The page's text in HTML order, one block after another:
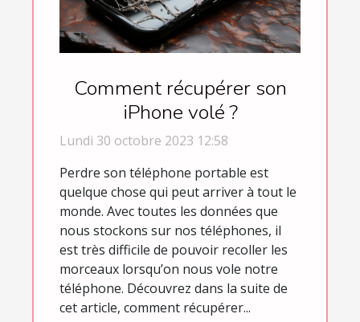
Comment récupérer son
iPhone volé ?
Lundi 30 octobre 2023 12:58
Perdre son téléphone portable est
quelque chose qui peut arriver à tout le
monde. Avec toutes les données que
nous stockons sur nos téléphones, il
est très difficile de pouvoir recoller les
morceaux lorsqu’on nous vole notre
téléphone. Découvrez dans la suite de
cet article, comment récupérer...